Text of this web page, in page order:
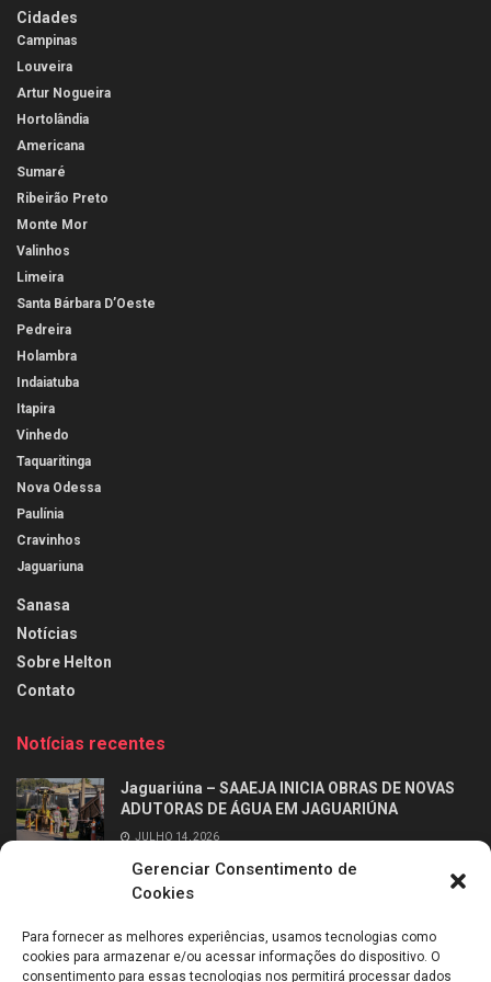
Gerenciar Consentimento de
Cookies
Para fornecer as melhores experiências, usamos tecnologias como
cookies para armazenar e/ou acessar informações do dispositivo. O
consentimento para essas tecnologias nos permitirá processar dados
Cidades
Campinas
Louveira
Artur Nogueira
Hortolândia
Americana
Sumaré
Ribeirão Preto
Monte Mor
Valinhos
Limeira
Santa Bárbara D’Oeste
Pedreira
Holambra
Indaiatuba
Itapira
Vinhedo
Taquaritinga
Nova Odessa
Paulínia
Cravinhos
Jaguariuna
Sanasa
Notícias
Sobre Helton
Contato
Notícias recentes
Jaguariúna – SAAEJA INICIA OBRAS DE NOVAS
ADUTORAS DE ÁGUA EM JAGUARIÚNA
JULHO 14, 2026
Ribeirão Preto – Professor Alfabetizador chega
às salas de aula dos 2º anos da rede municipal
JULHO 14, 2026